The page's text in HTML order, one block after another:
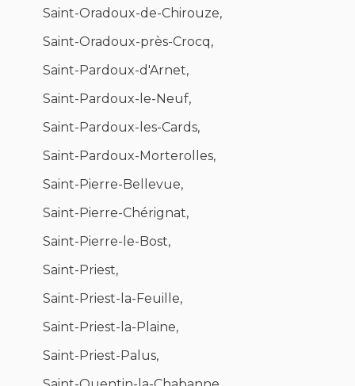
Saint-Oradoux-de-Chirouze,
Saint-Oradoux-près-Crocq,
Saint-Pardoux-d'Arnet,
Saint-Pardoux-le-Neuf,
Saint-Pardoux-les-Cards,
Saint-Pardoux-Morterolles,
Saint-Pierre-Bellevue,
Saint-Pierre-Chérignat,
Saint-Pierre-le-Bost,
Saint-Priest,
Saint-Priest-la-Feuille,
Saint-Priest-la-Plaine,
Saint-Priest-Palus,